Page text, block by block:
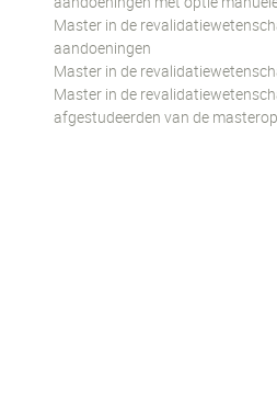
Master in de
aandoeningen
Master in de
Master in de
afgestudeerden van de